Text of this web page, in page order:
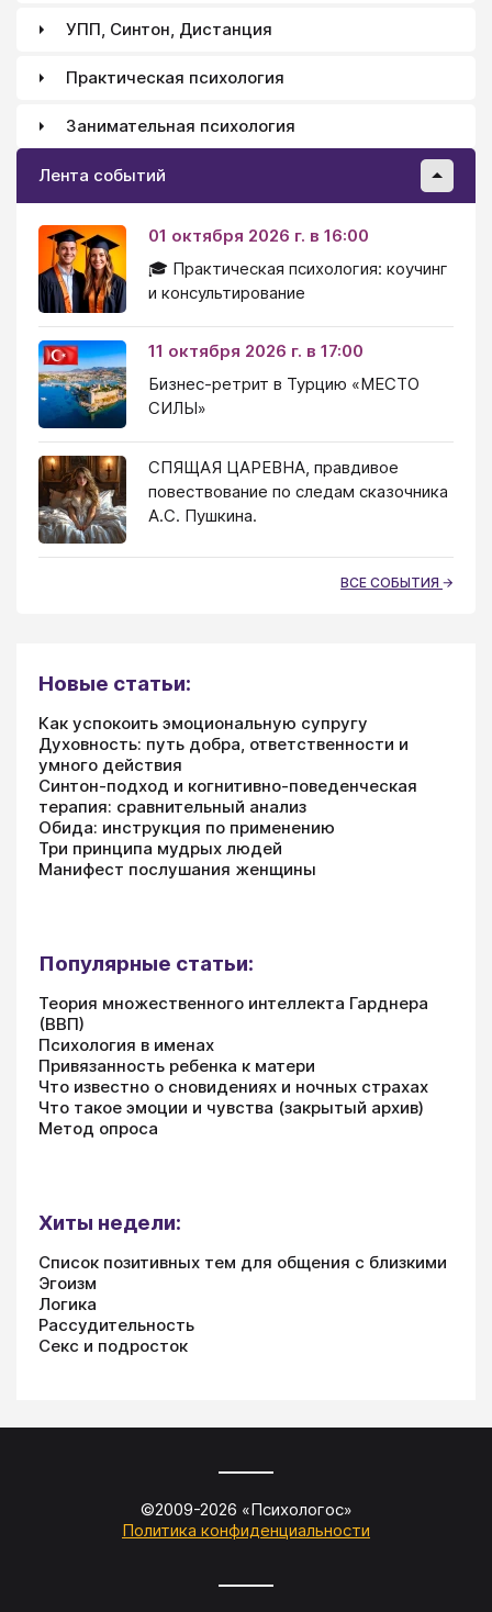
УПП, Синтон, Дистанция
Практическая психология
Занимательная психология
Лента событий
01 октября 2026 г. в 16:00
🎓 Практическая психология: коучинг
и консультирование
11 октября 2026 г. в 17:00
Бизнес-ретрит в Турцию «МЕСТО
СИЛЫ»
СПЯЩАЯ ЦАРЕВНА, правдивое
повествование по следам сказочника
А.С. Пушкина.
ВСЕ СОБЫТИЯ
Новые статьи:
Как успокоить эмоциональную супругу
Духовность: путь добра, ответственности и
умного действия
Синтон-подход и когнитивно-поведенческая
терапия: сравнительный анализ
Обида: инструкция по применению
Три принципа мудрых людей
Манифест послушания женщины
Популярные статьи:
Теория множественного интеллекта Гарднера
(ВВП)
Психология в именах
Привязанность ребенка к матери
Что известно о сновидениях и ночных страхах
Что такое эмоции и чувства (закрытый архив)
Метод опроса
Хиты недели:
Список позитивных тем для общения с близкими
Эгоизм
Логика
Рассудительность
Секс и подросток
©2009-2026 «Психологос»
Политика конфиденциальности